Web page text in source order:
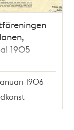
1905
1906